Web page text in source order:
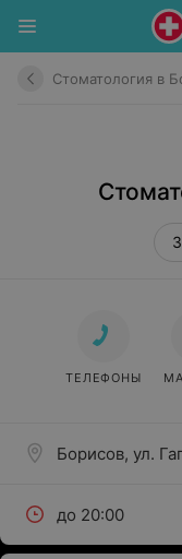
Стоматология в
Борисов, ул.
до 20:00
ТЕЛЕФОНЫ